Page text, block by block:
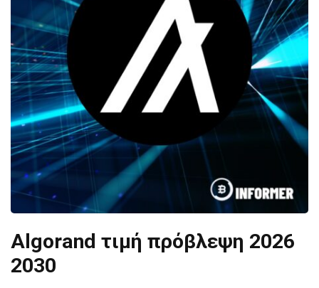
Algorand τιμή πρόβλεψη 2026
2030